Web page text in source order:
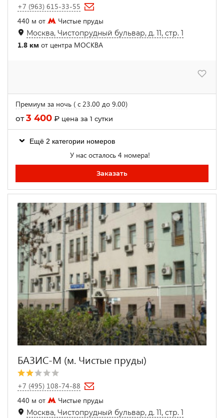
+7 (963) 615-33-55
440 м от
Чистые пруды
Москва, Чистопрудный бульвар, д. 11, стр. 1
1.8 км от центра МОСКВА
Премиум за ночь ( с 23.00 до 9.00)
от3 400 ₽ цена за 1 сутки
Ещё 2 категории номеров
У нас осталось 4 номера!
Заказать
БАЗИС-М (м. Чистые пруды)
+7 (495) 108-74-88
440 м от
Чистые пруды
Москва, Чистопрудный бульвар, д. 11, стр. 1